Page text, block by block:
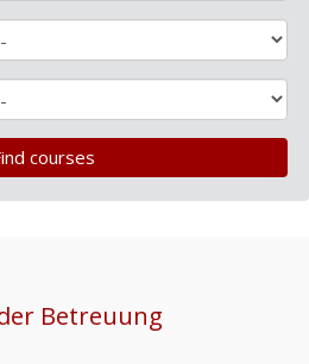
Betreuung